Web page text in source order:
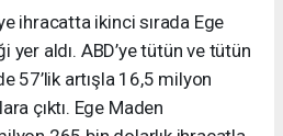
ihracatta ikinci sırada Ege
yer aldı. ABD’ye tütün ve tütün
57’lik artışla 16,5 milyon
çıktı. Ege Maden